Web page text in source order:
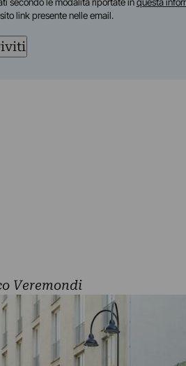
link presente nelle email.
Veremondi